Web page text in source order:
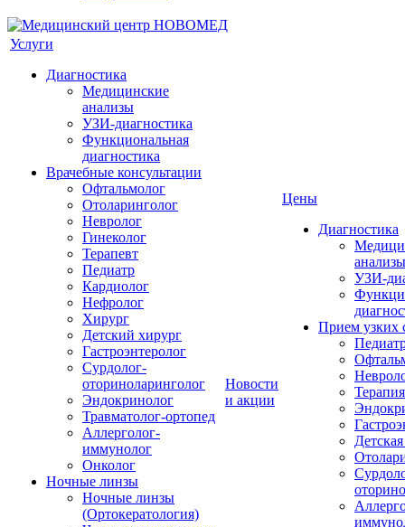
Услуги
Диагностика
Медицинские
анализы
УЗИ-диагностика
Функциональная
диагностика
Врачебные консультации
Офтальмолог
Отоларинголог
Невролог
Гинеколог
Терапевт
Педиатр
Кардиолог
Нефролог
Хирург
Детский хирург
Гастроэнтеролог
Сурдолог-
оториноларинголог
Эндокринолог
Травматолог-ортопед
Аллерголог-
иммунолог
Онколог
Ночные линзы
Ночные линзы
(Ортокератология)
Новости
и акции
Цены
Диагностика
анализы
УЗИ-
Прием узких
Терапия